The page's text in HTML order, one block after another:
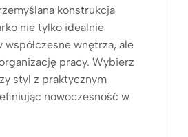
konstrukcja
nie tylko idealnie
współczesne wnętrza, ale
pracy. Wybierz
styl z praktycznym
nowoczesność w